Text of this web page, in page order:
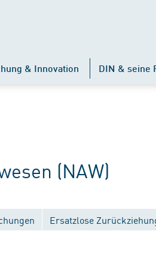
& Innovation DIN & seine
(NAW)
Ersatzlose